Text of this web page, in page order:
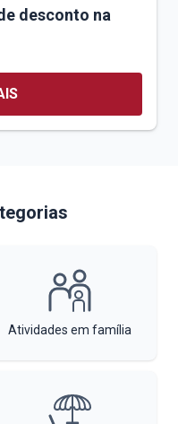
desconto na
Atividades em família